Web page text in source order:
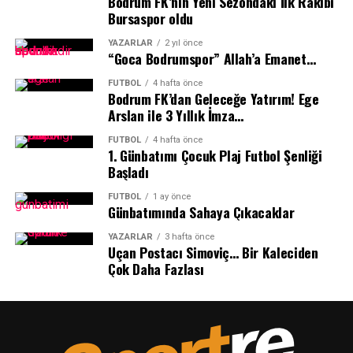
maçlarında ne ölçüde yer aldığını da sorguladı.
Emin Palalı, Muğlaspor ve Bodrumspor’un kentin
önemli spor değerleri olduğunu ve desteklenmelerini
savunduklarını ifade ederek, aynı desteğin Yalıkavakspor
için neden gösterilmediğini sordu.
“Muğlaspor bizim değerimizdir ve desteklenmesini
sonuna kadar savunuyoruz. Bodrumspor bu kentin
en önemli spor değerlerinden biridir ve başarılarıyla
gurur duyuyoruz. Ama aynı soruyu sormaktan da
vazgeçmeyeceğiz: Yalıkavak’ın kızları neden aynı
değeri görmüyor?”
“Kadın sporunun karşısına neden
‘konjonktür’ çıkıyor?”
Erkek sporuna kaynak, destek ve sahiplenme bulunurken
kadın sporunun karşısına neden “konjonktür”
Bursaspor oldu
YAZARLAR 2 yıl önce
“Goca Bodrumspor” Allah’a Emanet…
FUTBOL 4 hafta önce
Bodrum FK’dan Geleceğe Yatırım! Ege
Arslan ile 3 Yıllık İmza…
FUTBOL 4 hafta önce
1.⁠ ⁠Günbatımı Çocuk Plaj Futbol Şenliği
Başladı
FUTBOL 1 ay önce
Günbatımında Sahaya Çıkacaklar
YAZARLAR 3 hafta önce
Uçan Postacı Simoviç… Bir Kaleciden
Çok Daha Fazlası